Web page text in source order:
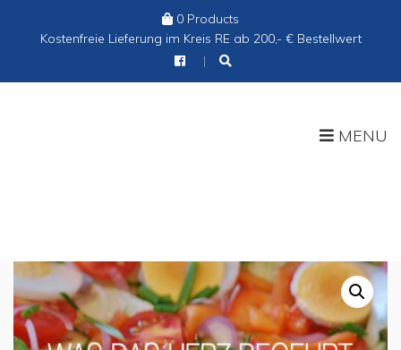
Cart:
0 Products
Kostenfreie Lieferung im Kreis RE ab 200,- € Bestellwert
MENU